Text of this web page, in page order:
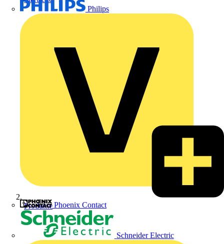
Philips
Phoenix Contact
Schneider Electric
Produkte